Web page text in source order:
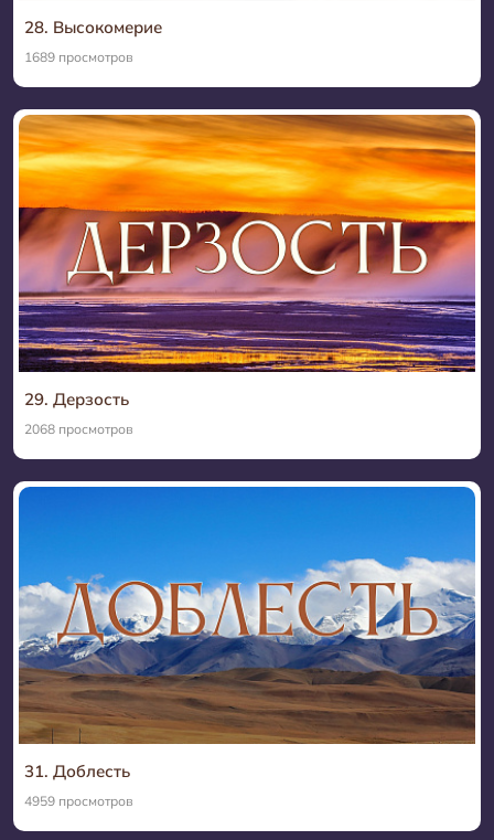
28. Высокомерие
1689 просмотров
29. Дерзость
2068 просмотров
31. Доблесть
4959 просмотров